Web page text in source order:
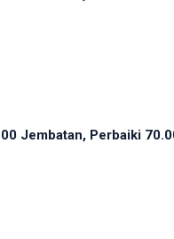
Jembatan, Perbaiki